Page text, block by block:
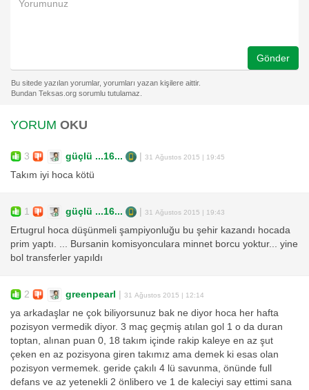
Gönder
YORUM OKU
3 güçlü ...16... | 31 Ağustos 2015 | 19:45
Takım iyi hoca kötü
1 güçlü ...16... | 31 Ağustos 2015 | 19:43
Ertugrul hoca düşünmeli şampiyonluğu bu şehir kazandı hocada
prim yaptı. ... Bursanin komisyonculara minnet borcu yoktur... yine
bol transferler yapıldı
2 greenpearl | 31 Ağustos 2015 | 12:14
ya arkadaşlar ne çok biliyorsunuz bak ne diyor hoca her hafta
pozisyon vermedik diyor. 3 maç geçmiş atılan gol 1 o da duran
toptan, alınan puan 0, 18 takım içinde rakip kaleye en az şut
çeken en az pozisyona giren takımız ama demek ki esas olan
pozisyon vermemek. geride çakılı 4 lü savunma, önünde full
defans ve az yetenekli 2 önlibero ve 1 de kaleciyi say ettimi sana